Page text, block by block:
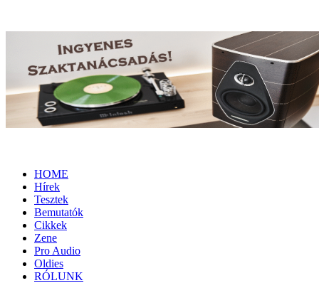
HOME
Hírek
Tesztek
Bemutatók
Cikkek
Zene
Pro Audio
Oldies
RÓLUNK